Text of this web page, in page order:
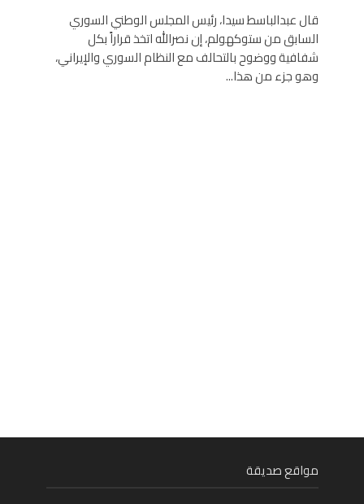
قال عبدالباسط سيدا، رئيس المجلس الوطني السوري
السابق من ستوكهولم، إن نصرالله اتخذ قراراً بكل
شفافية ووضوح بالتحالف مع النظام السوري والإيراني،
وهو جزء من هذا...
مواقع صديقة